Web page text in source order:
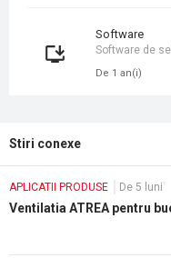
Software
De 1 an(i)
Software de
Stiri conexe
APLICATII PRODUSE De 5 luni
Ventilatia ATREA pentru